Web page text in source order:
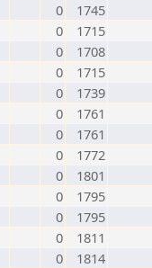
0
1745
0
1715
0
1708
0
1715
0
1739
0
1761
0
1761
0
1772
0
1801
0
1795
0
1795
0
1811
0
1814